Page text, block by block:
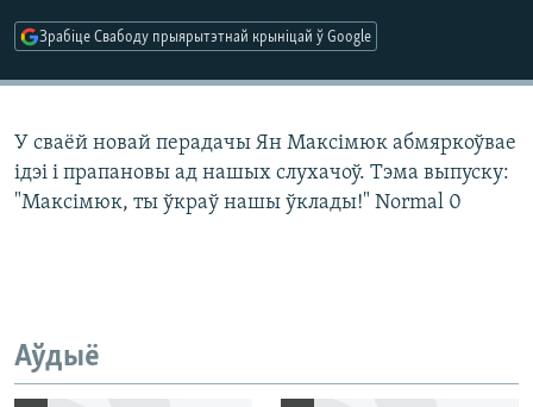
Зрабіце Свабоду прыярытэтнай крыніцай ў Google
У сваёй новай перадачы Ян Максімюк абмяркоўвае
ідэі і прапановы ад нашых слухачоў. Тэма выпуску:
"Максімюк, ты ўкраў нашы ўклады!" Normal 0
Аўдыё